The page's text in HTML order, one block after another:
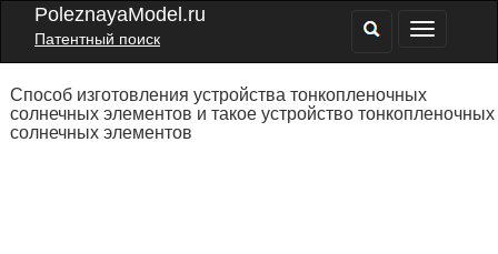
PoleznayaModel.ru
Патентный поиск
Способ изготовления устройства тонкопленочных
солнечных элементов и такое устройство тонкопленочных
солнечных элементов